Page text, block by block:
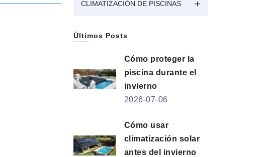
CLIMATIZACIÓN DE PISCINAS
Últimos Posts
Cómo proteger la
piscina durante el
invierno
2026-07-06
Cómo usar
climatización solar
antes del invierno